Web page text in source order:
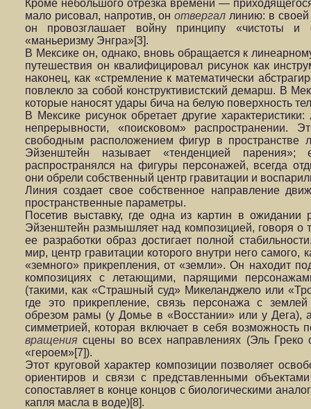
Кроме небольшого отрезка времени —
мало рисовал, напротив, онотвергал линию: в
он провозглашает войну принципу «чистоты и
«маньеризму Энгра»[3].
В Мексике он, однако, вновь обращается к
путешествия он квалифицировал рисунок как
наконец, как «стремление к математически
повлекло за собой конструктивистский демарш. В
которые наносят удары бича на белую поверхность
В Мексике рисунок обретает другие
непрерывности, «поисковом» распространении.
свободным расположением фигур в пространстве
Эйзенштейн называет «тенденцией парения»;
распространялся на фигуры персонажей, всегда
они обрели собственный центр гравитации и
Линия создает свое собственное направление
пространственные параметры.
Посетив выставку, где одна из картин в ожидании
Эйзенштейн размышляет над композицией, говоря о
ее разработки образ достигает полной
мир, центр гравитации которого внутри него самого,
«земного» прикрепления, от «земли». Он находит
композициях с летающими, парящими
(такими, как «Страшный суд» Микеланджело или
где это прикрепление, связь персонажа с
обрезом рамы (у Домье в «Восстании» или у Дега),
симметрией, которая включает в себя возможность
вращениясцены во всех направлениях (Эль Греко
«героем»[7]).
Этот круговой характер композиции позволяет
ориентиров и связи с представленными
сопоставляет в конце концов с биологическими
капля масла в воде)[8].